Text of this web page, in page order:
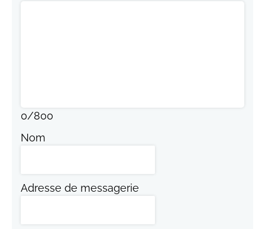
0/800
Nom
Adresse de messagerie